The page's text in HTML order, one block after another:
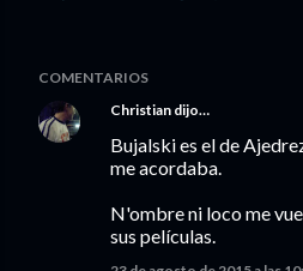
COMENTARIOS
Christian dijo…
Bujalski es el de
me acordaba.
N'ombre ni loco me
sus películas.